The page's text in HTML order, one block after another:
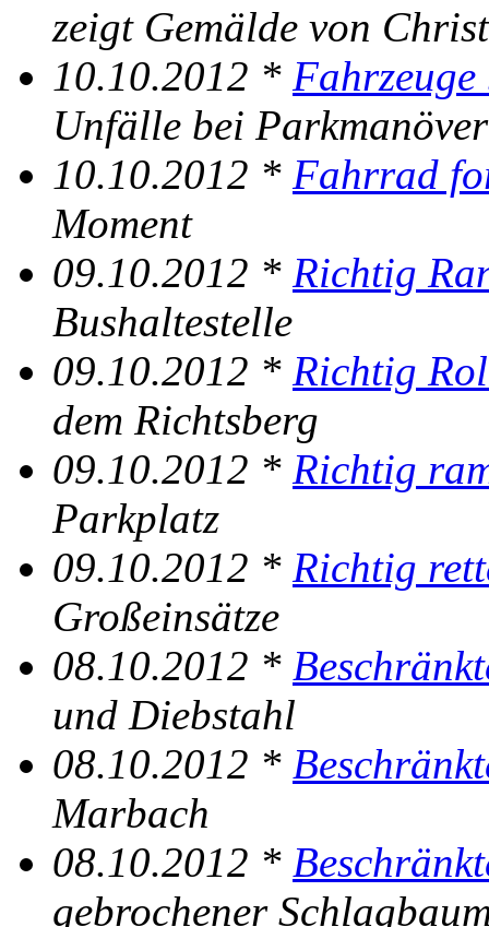
zeigt Gemälde von
10.10.2012 *
Unfälle bei
10.10.2012 * Fahrrad
Moment
09.10.2012 * Richtig
Bushaltestelle
09.10.2012 * Richtig
dem Richtsberg
09.10.2012 * Richtig
Parkplatz
09.10.2012 * Richtig
Großeinsätze
08.10.2012 *
und Diebstahl
08.10.2012 *
Marbach
08.10.2012 *
gebrochener